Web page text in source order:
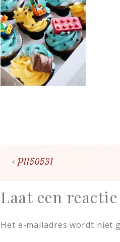
P1150531
Laat een
Het e-mailadres wordt niet